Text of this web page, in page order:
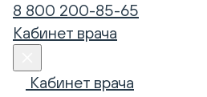
8 800 200-85-65
Кабинет врача
Кабинет врача